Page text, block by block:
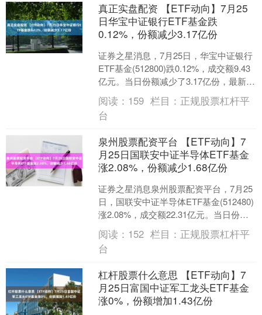
真正实盘配资 【ETF动向】7月25
日华宝中证银行ETF基金跌
0.12%，份额减少3.17亿份
证券之星消息，7月25日，华宝中证银行
ETF基金(512800)跌0.12%，成交额9.43
亿元。当日份额减少了3.17亿份，最新份
额为164.16亿份，近20....
阅读： 159 栏目： 正规股票杠杆平
台
泉州股票配资平台 【ETF动向】7
月25日国联安中证半导体ETF基金
涨2.08%，份额减少1.68亿份
证券之星消息泉州股票配资平台，7月25
日，国联安中证半导体ETF基金(512480)
涨2.08%，成交额22.31亿元。当日份额
减少了1.68亿份，最新份额为2....
阅读： 152 栏目： 正规股票杠杆平
台
杠杆股票什么意思 【ETF动向】7
月25日富国中证军工龙头ETF基金
涨0%，份额增加1.43亿份